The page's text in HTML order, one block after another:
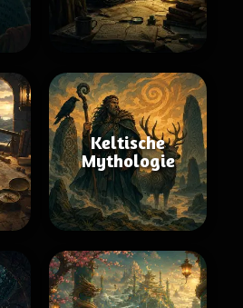
Keltische
Mythologie